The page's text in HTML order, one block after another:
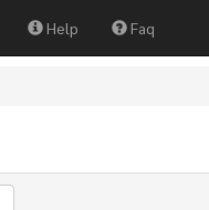
Help Faq